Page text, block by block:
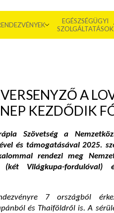
EGÉSZSÉGÜGYI
SZOLGÁLTATÁSOK
A
KEZDŐDIK
Szövetség a
és támogatásával 2025.
rendezi meg
(két Világkupa-fordulóval)
7 országból
és Thaiföldről is. A